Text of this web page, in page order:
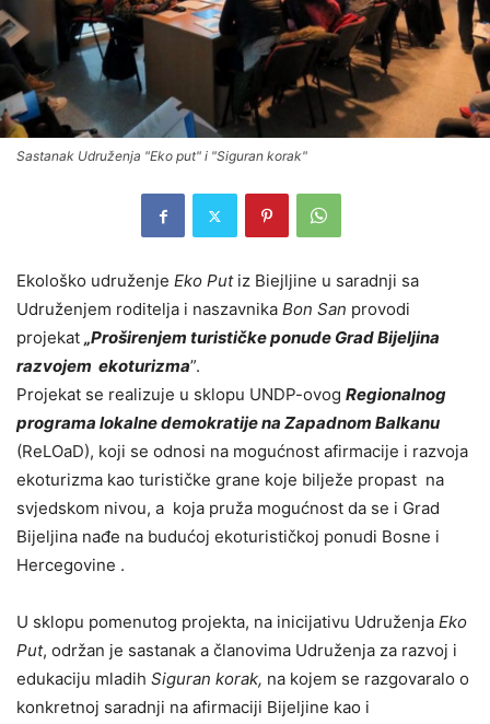
Sastanak Udruženja "Eko put" i "Siguran korak"
Ekološko udruženje Eko Putiz Biejljine u saradnji sa
Udruženjem roditelja i naszavnika Bon San provodi
projekat „Proširenjem turističke ponude Grad Bijeljina
razvojem ekoturizma”.
Projekat se realizuje u sklopu UNDP-ovog Regionalnog
programa lokalne demokratije na Zapadnom Balkanu
(ReLOaD), koji se odnosi na mogućnost afirmacije i razvoja
ekoturizma kao turističke grane koje bilježe propast na
svjedskom nivou, a koja pruža mogućnost da se i Grad
Bijeljina nađe na budućoj ekoturističkoj ponudi Bosne i
Hercegovine .
U sklopu pomenutog projekta, na inicijativu Udruženja Eko
Put, održan je sastanak a članovima Udruženja za razvoj i
edukaciju mladih Siguran korak, na kojem se razgovaralo o
konkretnoj saradnji na afirmaciji Bijeljine kao i